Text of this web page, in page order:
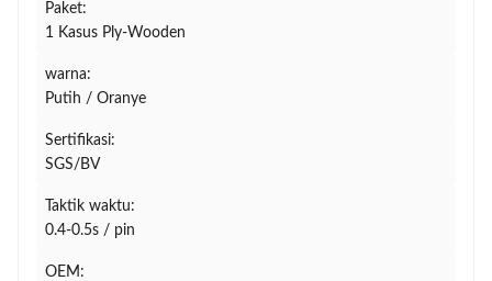
Paket:
1 Kasus Ply-Wooden
warna:
Putih / Oranye
Sertifikasi:
SGS/BV
Taktik waktu:
0.4-0.5s / pin
OEM: